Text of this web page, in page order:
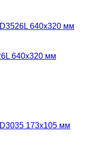
640х320 мм